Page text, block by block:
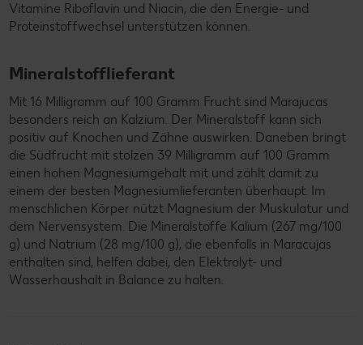
Vitamine Riboflavin und Niacin, die den Energie- und
Proteinstoffwechsel unterstützen können.
Mineralstofflieferant
Mit 16 Milligramm auf 100 Gramm Frucht sind Marajucas
besonders reich an Kalzium. Der Mineralstoff kann sich
positiv auf Knochen und Zähne auswirken. Daneben bringt
die Südfrucht mit stolzen 39 Milligramm auf 100 Gramm
einen hohen Magnesiumgehalt mit und zählt damit zu
einem der besten Magnesiumlieferanten überhaupt. Im
menschlichen Körper nützt Magnesium der Muskulatur und
dem Nervensystem. Die Mineralstoffe Kalium (267 mg/100
g) und Natrium (28 mg/100 g), die ebenfalls in Maracujas
enthalten sind, helfen dabei, den Elektrolyt- und
Wasserhaushalt in Balance zu halten.